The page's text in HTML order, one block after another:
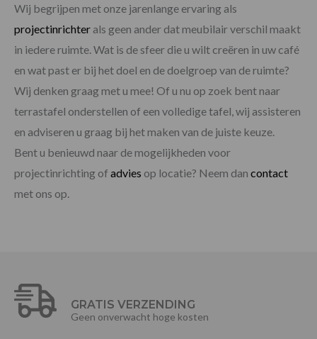
Wij begrijpen met onze jarenlange ervaring als
projectinrichter als geen ander dat meubilair verschil maakt
in iedere ruimte.Wat is de sfeer die u wilt creëren in uw café
en wat past er bij het doel en de doelgroep van de ruimte?
Wij denken graag met u mee! Of u nu op zoek bent naar
terrastafel onderstellen of een volledige tafel, wij assisteren
en adviseren u graag bij het maken van de juiste keuze.
Bent u benieuwd naar de mogelijkheden voor
projectinrichting of advies op locatie? Neem dan contact
met ons op.
GRATIS VERZENDING
Geen onverwacht hoge kosten